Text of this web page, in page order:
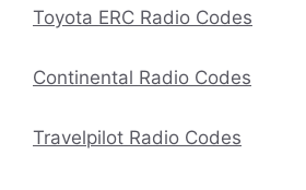
Toyota ERC Radio Codes
Continental Radio Codes
Travelpilot Radio Codes